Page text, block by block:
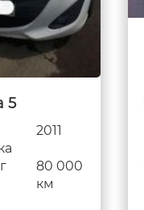
5
2011
80 000
км